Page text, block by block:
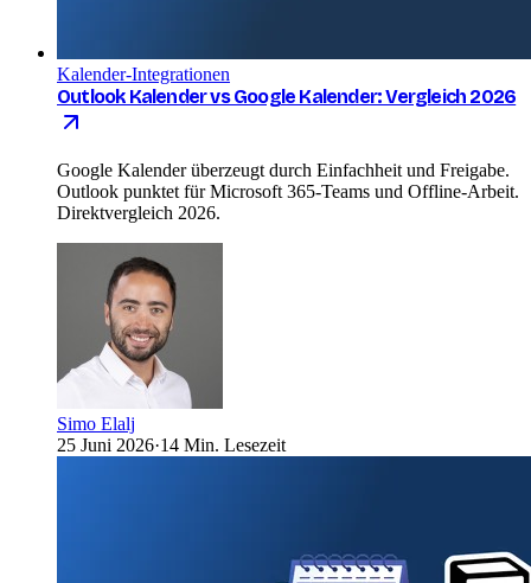
Kalender-Integrationen
Outlook Kalender vs Google Kalender: Vergleich 2026
Google Kalender überzeugt durch Einfachheit und Freigabe.
Outlook punktet für Microsoft 365-Teams und Offline-Arbeit.
Direktvergleich 2026.
Simo Elalj
25 Juni 2026·14 Min. Lesezeit